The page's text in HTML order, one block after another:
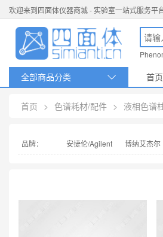
欢迎来到四面体仪器商城 - 实验室一站式服务平
全部商品分类  首页
首页 > 色谱耗材/配件 > 液相色谱
品牌： 安捷伦/Agilent 博纳艾杰尔